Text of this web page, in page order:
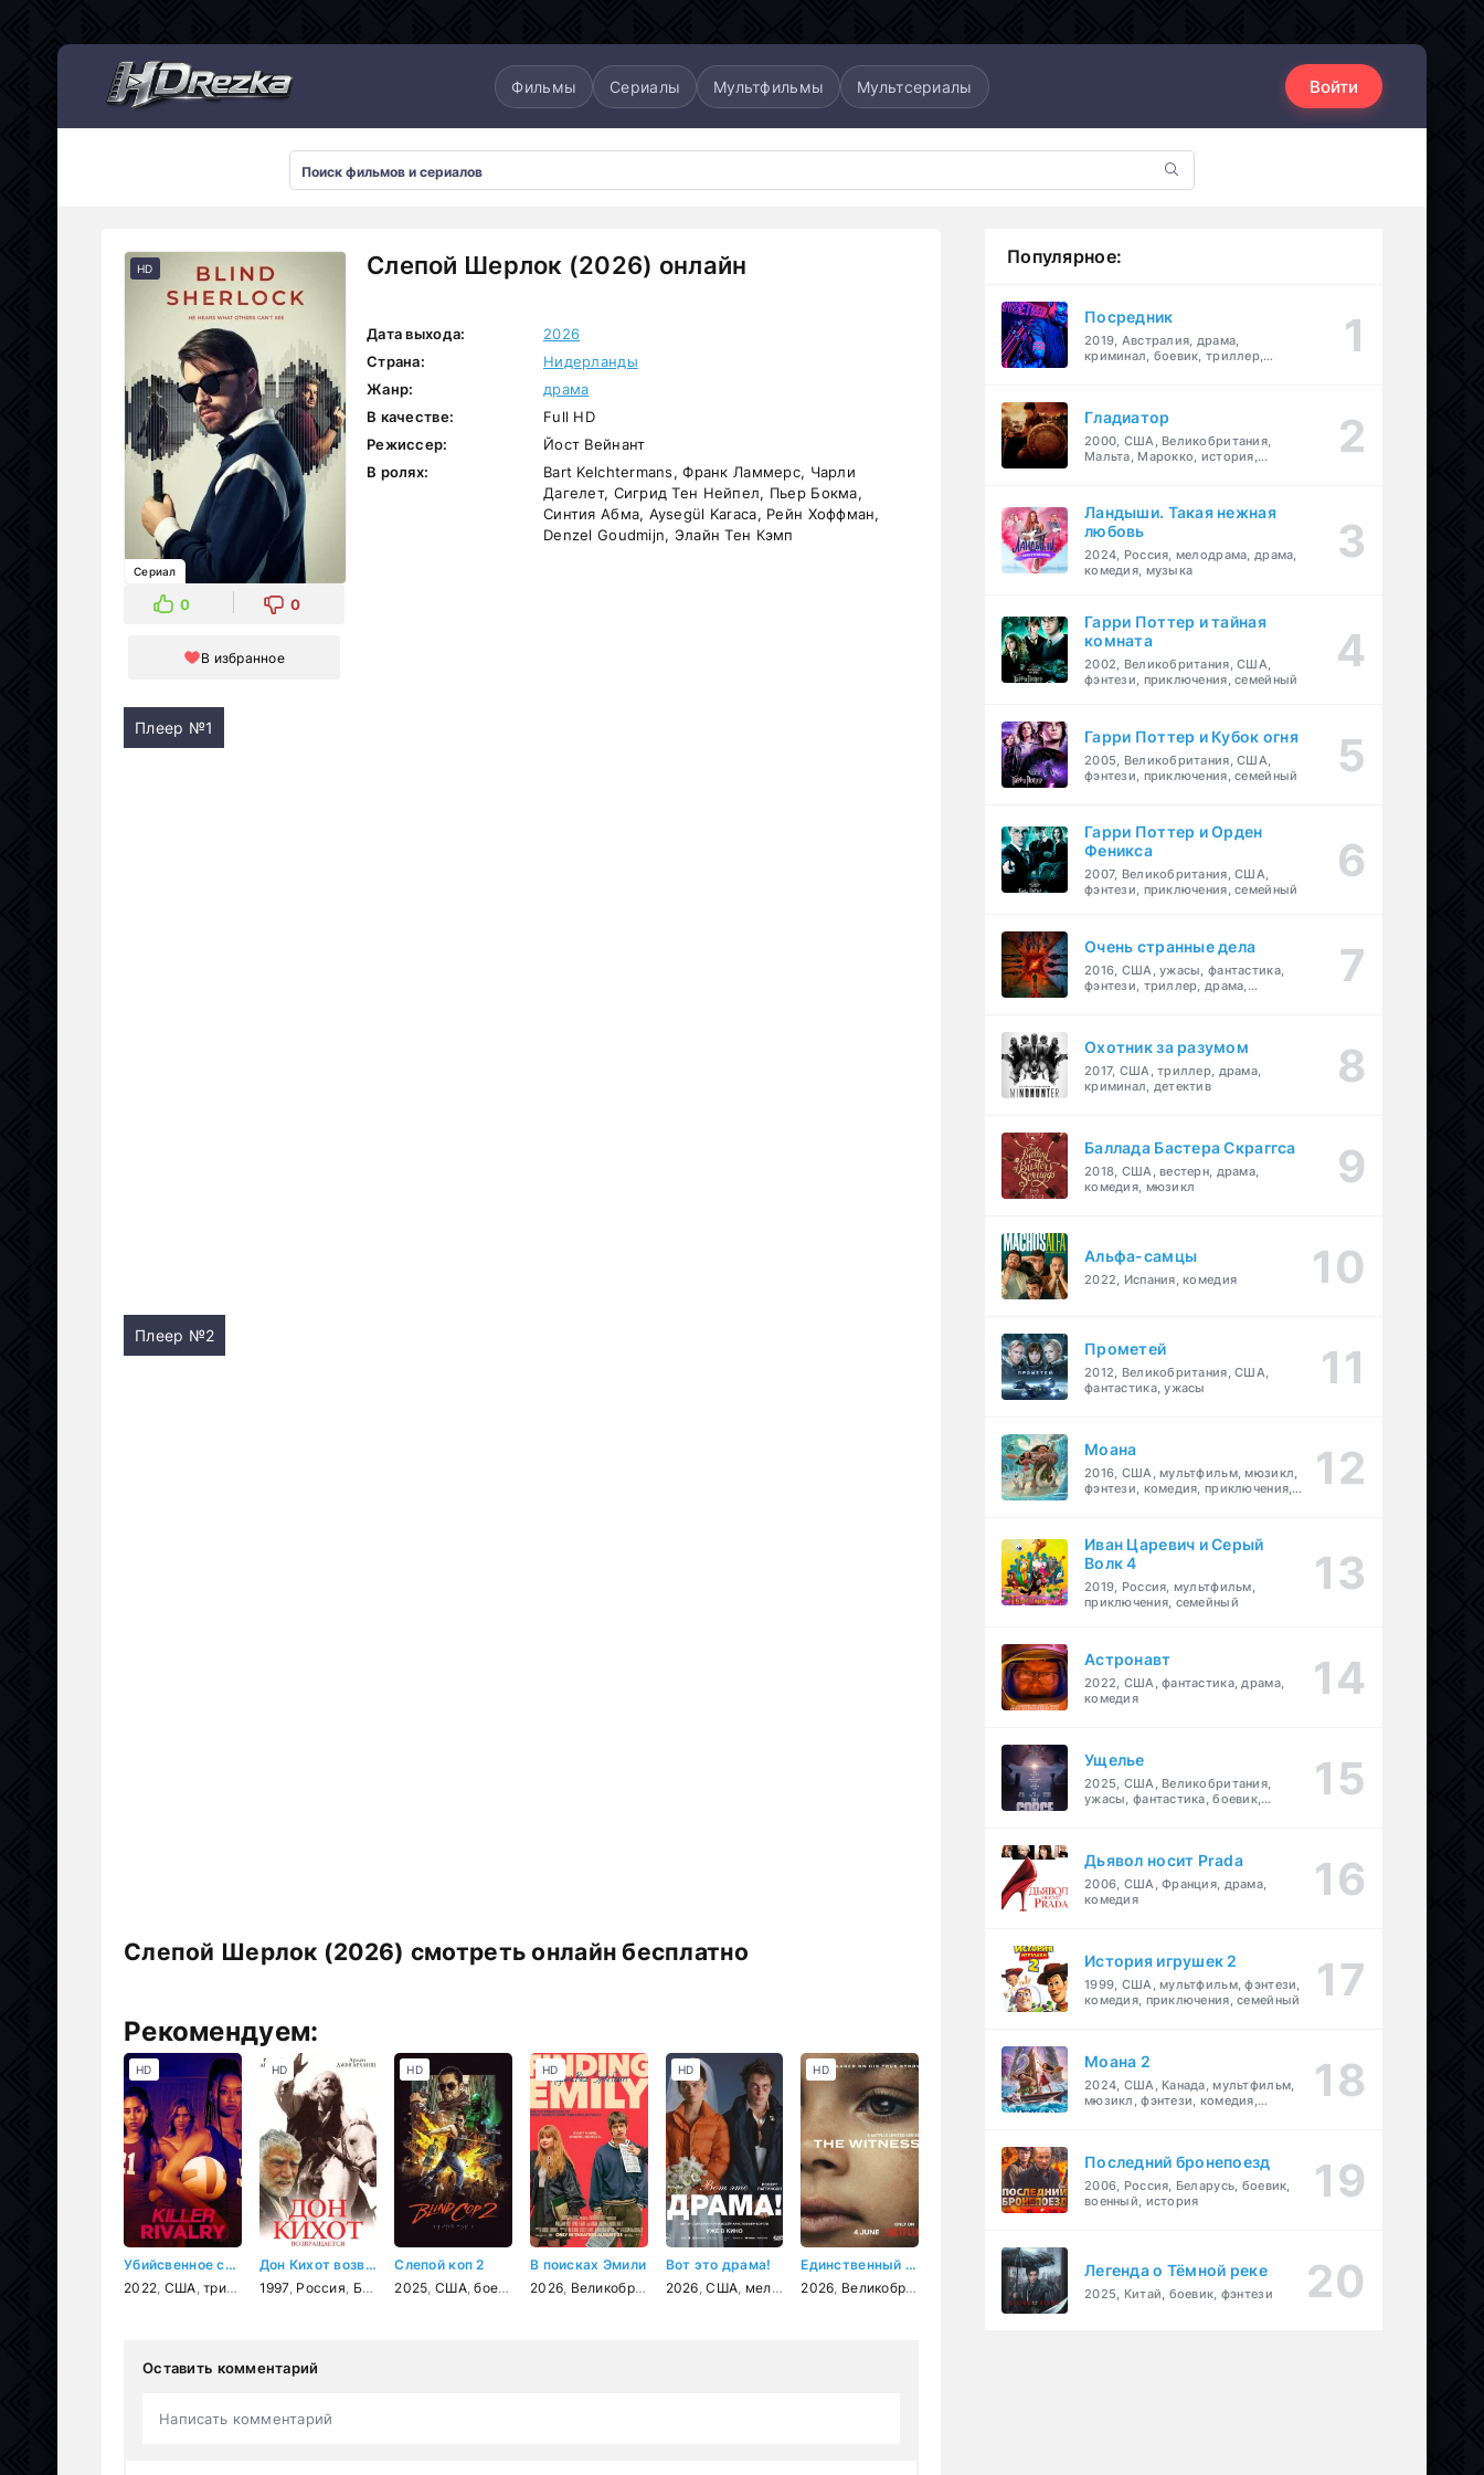
Фильмы Сериалы Мультфильмы Мультсериалы Войти
Слепой Шерлок (2026) онлайн
HD
Сериал
0 0
В избранное
Дата выхода:
2026
Страна:
Нидерланды
Жанр:
драма
В качестве:
Full HD
Режиссер:
Йост Вейнант
В ролях:
Bart Kelchtermans, Франк Ламмерс, Чарли
Дагелет, Сигрид Тен Нейпел, Пьер Бокма,
Синтия Абма, Aysegül Karaca, Рейн Хоффман,
Denzel Goudmijn, Элайн Тен Кэмп
Плеер №1
Плеер №2
Слепой Шерлок (2026) смотреть онлайн бесплатно
Рекомендуем:
Убийсвенное соперничество
2022 США ,триллер ,детектив
HD
Дон Кихот возвращается
1997, Россия Болгария ,комедия,приключения,драма
HD
Слепой коп 2
2025 США,боевик комедия
HD
В поисках Эмили
2026 Великобритания ,США,мелодрама,комедия
HD
Вот это драма!
2026 ,США мелодрама ,комедия,драма
HD
Единственный свидетель
2026 Великобритания драма,криминал
HD
Оставить комментарий
Написать комментарий
Популярное:
Посредник
2019, Австралия, драма,
криминал, боевик, триллер,
Гладиатор
2000, США, Великобритания,
Мальта, Марокко, история,
Ландыши. Такая нежная
любовь
2024, Россия, мелодрама, драма,
комедия, музыка
Гарри Поттер и тайная
комната
2002, Великобритания, США,
фэнтези, приключения, семейный
Гарри Поттер и Кубок огня
2005, Великобритания, США,
фэнтези, приключения, семейный
Гарри Поттер и Орден
Феникса
2007, Великобритания, США,
фэнтези, приключения, семейный
Очень странные дела
2016, США, ужасы, фантастика,
фэнтези, триллер, драма,
Охотник за разумом
2017, США, триллер, драма,
криминал, детектив
Баллада Бастера Скраггса
2018, США, вестерн, драма,
комедия, мюзикл
Альфа-самцы
2022, Испания, комедия
Прометей
2012, Великобритания, США,
фантастика, ужасы
Моана
2016, США, мультфильм, мюзикл,
фэнтези, комедия, приключения,
Иван Царевич и Серый
Волк 4
2019, Россия, мультфильм,
приключения, семейный
Астронавт
2022, США, фантастика, драма,
комедия
Ущелье
2025, США, Великобритания,
ужасы, фантастика, боевик,
Дьявол носит Prada
2006, США, Франция, драма,
комедия
История игрушек 2
1999, США, мультфильм, фэнтези,
комедия, приключения, семейный
Моана 2
2024, США, Канада, мультфильм,
мюзикл, фэнтези, комедия,
Последний бронепоезд
2006, Россия, Беларусь, боевик,
военный, история
Легенда о Тёмной реке
2025, Китай, боевик, фэнтези
Мультсериалы